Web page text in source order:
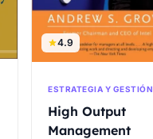
4.9
ESTRATEGIA Y GESTIÓN
High Output
Management